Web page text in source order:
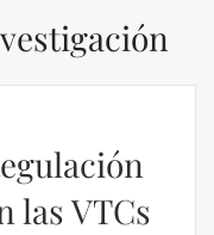
las VTCs